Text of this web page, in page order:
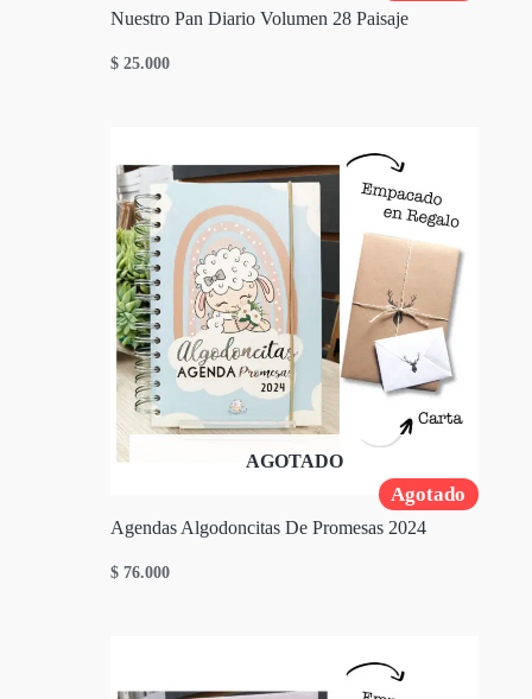
Nuestro Pan Diario Volumen 28 Paisaje
$ 25.000
Agotado
AGOTADO
Agendas Algodoncitas De Promesas 2024
$ 76.000